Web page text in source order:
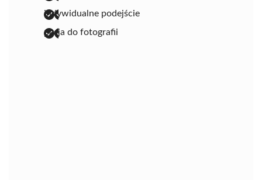
indywidualne podejście
pasja do fotografii